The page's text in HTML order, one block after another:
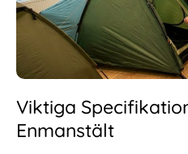
Viktiga
Enmanstält